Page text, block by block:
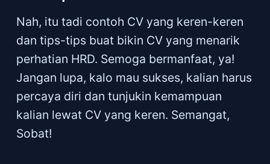
Nah, itu tadi contoh CV yang keren-keren
dan tips-tips buat bikin CV yang menarik
perhatian HRD. Semoga bermanfaat, ya!
Jangan lupa, kalo mau sukses, kalian harus
percaya diri dan tunjukin kemampuan
kalian lewat CV yang keren. Semangat,
Sobat!